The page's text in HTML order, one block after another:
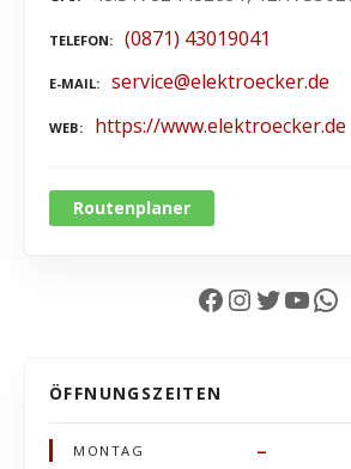
TELEFON (0871) 43019041
E-MAIL service@elektroecker.de
WEB https://www.elektroecker.de
Routenplaner
Facebook InstagramTwitter YouTube WhatsApp
ÖFFNUNGSZEITEN
MONTAG –